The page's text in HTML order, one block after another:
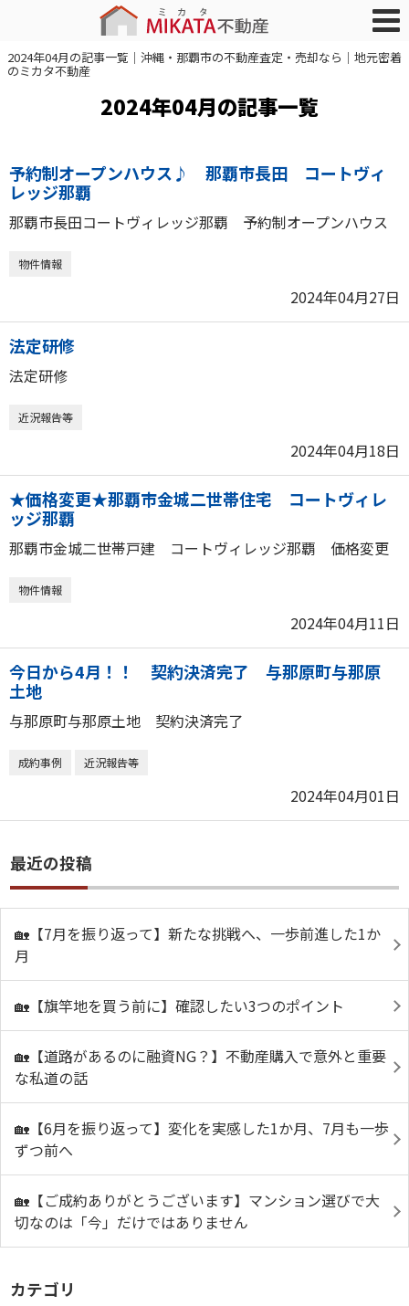
2024年04月の記事一覧｜沖縄・那覇市の不動産査定・売却なら｜地元密着
のミカタ不動産
2024年04月の記事一覧
予約制オープンハウス♪ 那覇市長田 コートヴィ
レッジ那覇
那覇市長田コートヴィレッジ那覇 予約制オープンハウス
物件情報
2024年04月27日
法定研修
法定研修
近況報告等
2024年04月18日
★価格変更★那覇市金城二世帯住宅 コートヴィレ
ッジ那覇
那覇市金城二世帯戸建 コートヴィレッジ那覇 価格変更
物件情報
2024年04月11日
今日から4月！！ 契約決済完了 与那原町与那原
土地
与那原町与那原土地 契約決済完了
成約事例 近況報告等
2024年04月01日
最近の投稿
🏡【7月を振り返って】新たな挑戦へ、一歩前進した1か
月
🏡【旗竿地を買う前に】確認したい3つのポイント
🏡【道路があるのに融資NG？】不動産購入で意外と重要
な私道の話
🏡【6月を振り返って】変化を実感した1か月、7月も一歩
ずつ前へ
🏡【ご成約ありがとうございます】マンション選びで大
切なのは「今」だけではありません
カテゴリ